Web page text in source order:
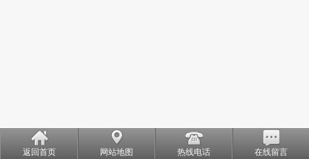
返回首页 网站地图 热线电话 在线留言